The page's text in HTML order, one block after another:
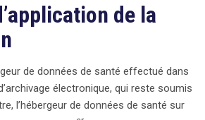
de se conformer aux
sans interruption de service. Ce
une avancée significative vers une
des données de santé en France.
de la
de données de santé effectué dans
électronique, qui reste soumis
l’hébergeur de données de santé sur